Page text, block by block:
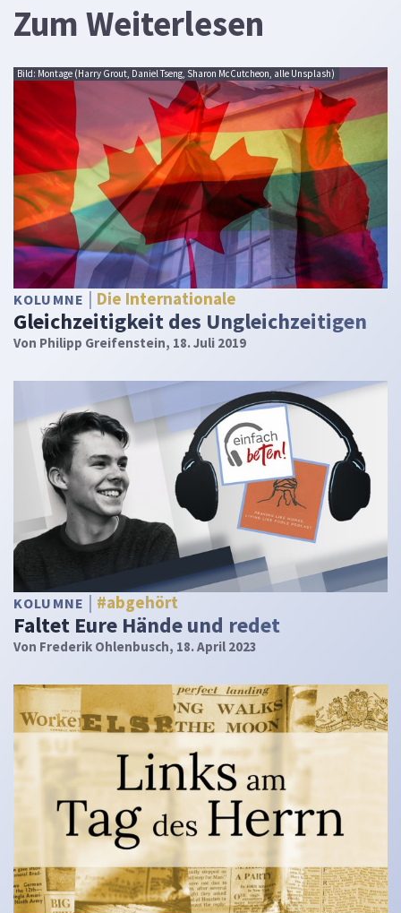
Zum Weiterlesen
Bild: Montage (Harry Grout, Daniel Tseng, Sharon McCutcheon, alle Unsplash)
KOLUMNE Die Internationale
Gleichzeitigkeit des Ungleichzeitigen
Von Philipp Greifenstein, 18. Juli 2019
KOLUMNE #abgehört
Faltet Eure Hände und redet
Von Frederik Ohlenbusch, 18. April 2023